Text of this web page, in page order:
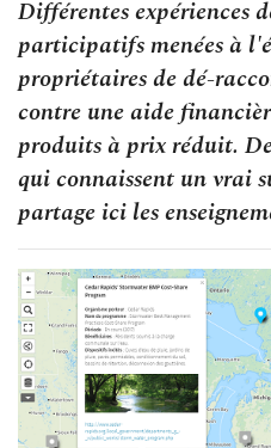
Différentes expériences
participatifs menées à
propriétaires de dé-
contre une aide
produits à prix réduit.
qui connaissent un vrai
partage ici les